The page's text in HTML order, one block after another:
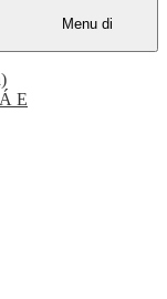
Menu di
E